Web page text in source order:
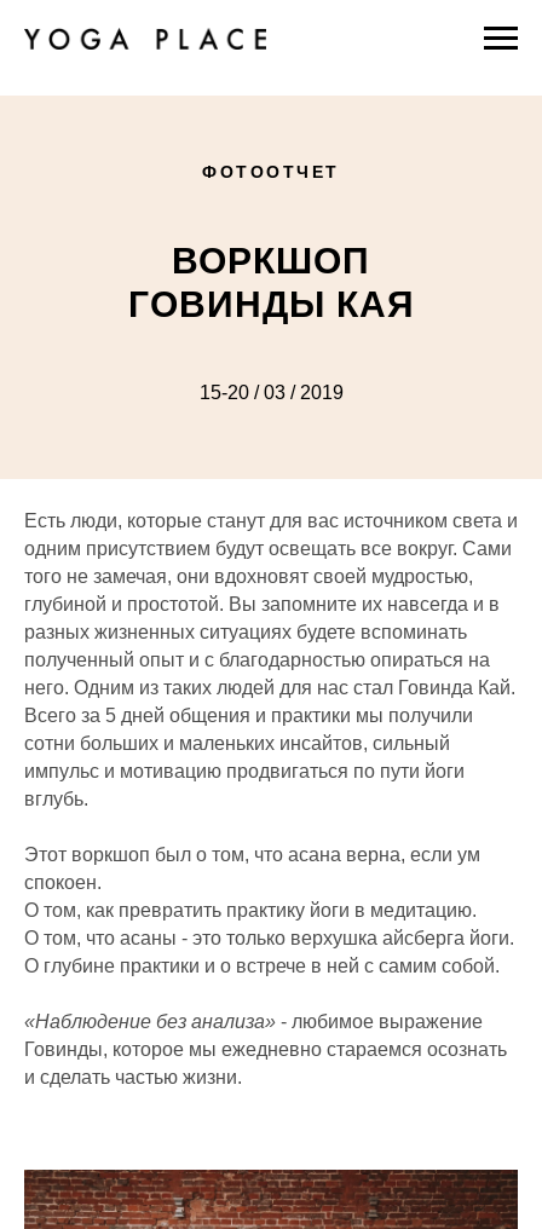
ФОТООТЧЕТ
ВОРКШОП
ГОВИНДЫ КАЯ
15-20 / 03 / 2019
Есть люди, которые станут для вас источником света и
одним присутствием будут освещать все вокруг. Сами
того не замечая, они вдохновят своей мудростью,
глубиной и простотой. Вы запомните их навсегда и в
разных жизненных ситуациях будете вспоминать
полученный опыт и с благодарностью опираться на
него. Одним из таких людей для нас стал Говинда Кай.
Всего за 5 дней общения и практики мы получили
сотни больших и маленьких инсайтов, сильный
импульс и мотивацию продвигаться по пути йоги
вглубь.
Этот воркшоп был о том, что асана верна, если ум
спокоен.
О том, как превратить практику йоги в медитацию.
О том, что асаны - это только верхушка айсберга йоги.
О глубине практики и о встрече в ней с самим собой.
«Наблюдение без анализа» - любимое выражение
Говинды, которое мы ежедневно стараемся осознать
и сделать частью жизни.